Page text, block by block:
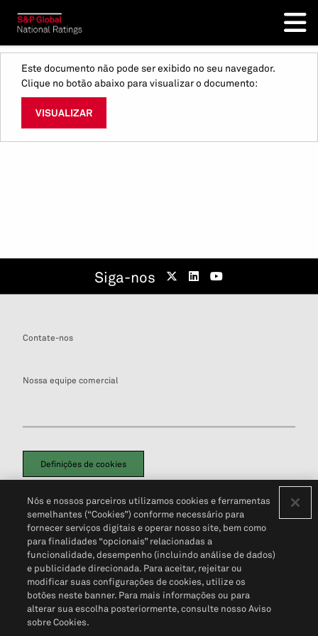
Este documento não pode ser exibido no seu navegador.
Clique no botão abaixo para visualizar o documento:
VISUALIZAR
Siga-nos
Contate-nos
Nossa equipe comercial
Definições de cookies
Política de PrivacidadePortal de privacidade do cliente (em inglês)
Não Venda Minhas Informações Pessoais© 2026 S&P Global
Nós e nossos parceiros utilizamos cookies e ferramentas
semelhantes (“Cookies”) conforme necessário para
fornecer serviços digitais e operar nosso site, bem como
para finalidades “opcionais” relacionadas a
funcionalidade, desempenho (incluindo análise de dados)
e publicidade direcionada. Para aceitar, rejeitar ou
modificar suas configurações de cookies, utilize os
botões neste banner. Para mais informações ou para
alterar sua escolha posteriormente, consulte nosso Aviso
sobre Cookies.